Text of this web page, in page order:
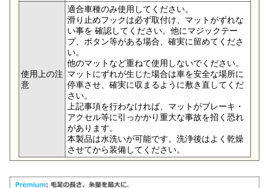
使用上の注
意
適合車種のみ使用してください。
滑り止めフックは必ず取付け、マットがずれな
い事を 確認してください。他にマジックテー
プ、ボタン等がある場合、確実に留めてくださ
い。
他のマットなど重ねて使用しないでください。
マットにずれが生じた場合は車を安全な場所に
停車させ、確実に収まるように敷き直してくだ
さい。
上記事項を行わなければ、マットがブレーキ・
アクセル等に引っかかり重大な事故を招く恐れ
があります。
本製品は水洗いが可能です。洗浄後はよく乾燥
させてから装備してください。